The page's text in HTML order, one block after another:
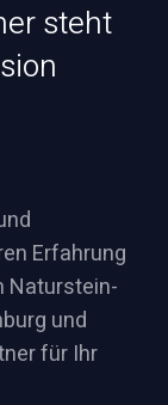
steht
Erfahrung
Naturstein-
und
für Ihr